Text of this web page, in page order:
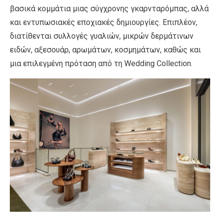
βασικά κομμάτια μιας σύγχρονης γκαρνταρόμπας, αλλά
και εντυπωσιακές εποχιακές δημιουργίες. Επιπλέον,
διατίθενται συλλογές γυαλιών, μικρών δερμάτινων
ειδών, αξεσουάρ, αρωμάτων, κοσμημάτων, καθώς και
μια επιλεγμένη πρόταση από τη Wedding Collection.